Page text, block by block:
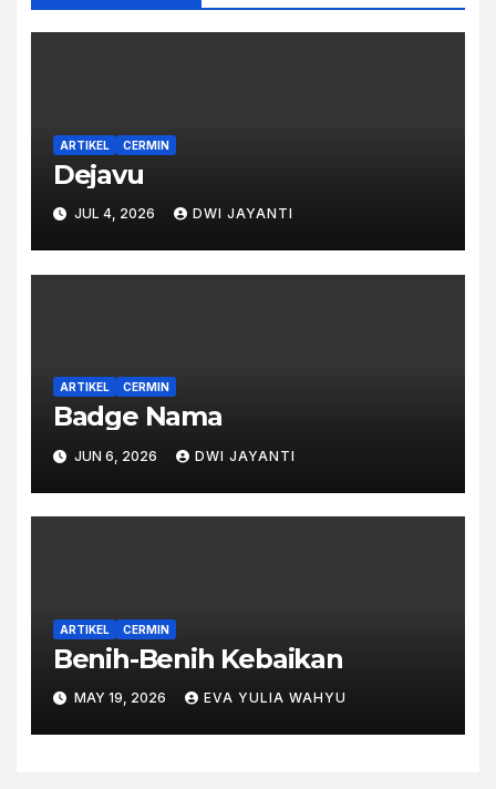
ARTIKEL CERMIN
Dejavu
JUL 4, 2026 DWI JAYANTI
ARTIKEL CERMIN
Badge Nama
JUN 6, 2026 DWI JAYANTI
ARTIKEL CERMIN
Benih-Benih Kebaikan
MAY 19, 2026 EVA YULIA WAHYU